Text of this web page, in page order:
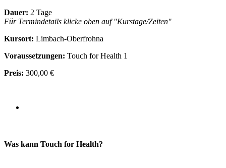
Dauer: 2 Tage
Für Termindetails klicke oben auf "Kurstage/Zeiten"
Kursort: Limbach-Oberfrohna
Voraussetzungen: Touch for Health 1
Preis: 300,00 €
Was kann Touch for Health?